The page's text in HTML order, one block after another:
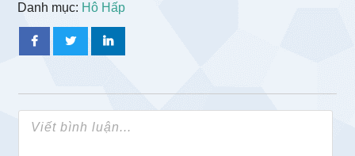
Danh mục: Hô Hấp